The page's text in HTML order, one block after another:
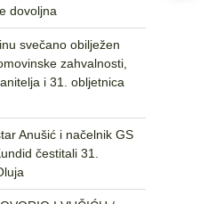
dovoljna
svečano obilježen
zahvalnosti,
i 31. obljetnica
Anušić i načelnik GS
čestitali 31.